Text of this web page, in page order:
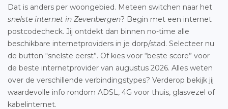
Dat is anders per woongebied. Meteen switchen naar het
snelste internet in Zevenbergen? Begin met een internet
postcodecheck. Jij ontdekt dan binnen no-time alle
beschikbare internetproviders in je dorp/stad. Selecteer nu
de button “snelste eerst”. Of kies voor “beste score” voor
de beste internetprovider van augustus 2026. Alles weten
over de verschillende verbindingstypes? Verderop bekijk jij
waardevolle info rondom ADSL, 4G voor thuis, glasvezel of
kabelinternet.